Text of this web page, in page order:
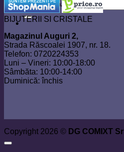
Caută după:
BIJUTERII SI CRISTALE
Magazinul Auguri 2,
Strada Răscoalei 1907, nr. 18.
Telefon: 0720224353
Luni – Vineri: 10:00-18:00
Sâmbăta: 10:00-14:00
Duminică: închis
Copyright 2026 © DG COMIXT Srl